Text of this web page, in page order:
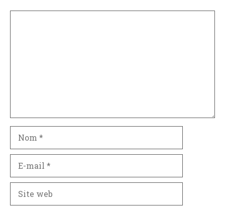
mail
web